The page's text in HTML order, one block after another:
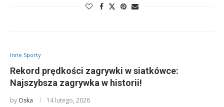
Inne Sporty
Rekord prędkości zagrywki w siatkówce:
Najszybsza zagrywka w historii!
by Oska 14 lutego, 2026